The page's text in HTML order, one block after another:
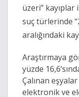
üzeri” kayıplar
suç türlerinde
aralığındaki
Araştırmaya
yüzde
Çalınan
elektronik ve